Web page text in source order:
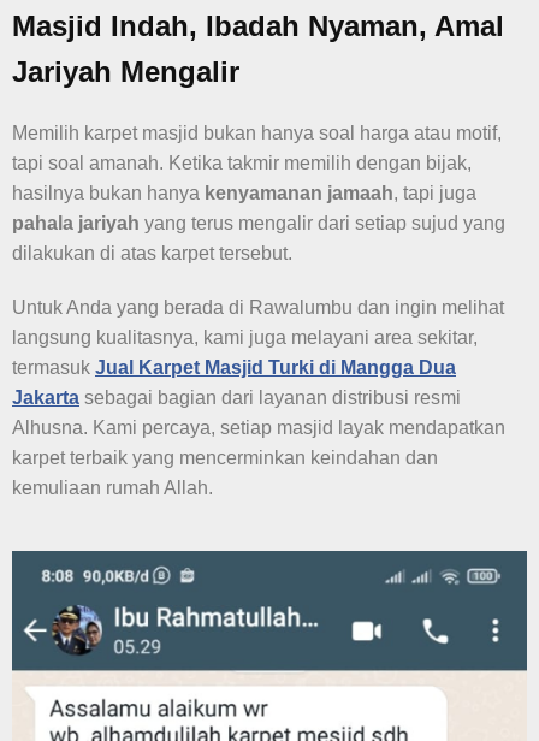
Masjid Indah, Ibadah Nyaman, Amal
Jariyah Mengalir
Memilih karpet masjid bukan hanya soal harga atau motif,
tapi soal amanah. Ketika takmir memilih dengan bijak,
hasilnya bukan hanya kenyamanan jamaah, tapi juga
pahala jariyah yang terus mengalir dari setiap sujud yang
dilakukan di atas karpet tersebut.
Untuk Anda yang berada di Rawalumbu dan ingin melihat
langsung kualitasnya, kami juga melayani area sekitar,
termasuk Jual Karpet Masjid Turki di Mangga Dua
Jakarta sebagai bagian dari layanan distribusi resmi
Alhusna. Kami percaya, setiap masjid layak mendapatkan
karpet terbaik yang mencerminkan keindahan dan
kemuliaan rumah Allah.